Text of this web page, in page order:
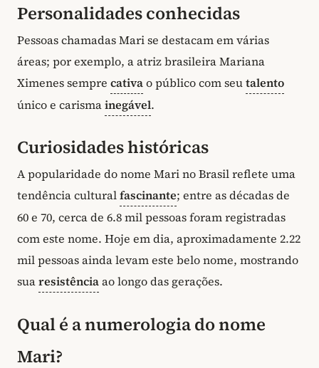
Personalidades conhecidas
Pessoas chamadas Mari se destacam em várias
áreas; por exemplo, a atriz brasileira Mariana
Ximenes sempre cativao público com seutalento
único e carismainegável.
Curiosidades históricas
A popularidade do nome Mari no Brasil reflete uma
tendência culturalfascinante; entre as décadas de
60 e 70, cerca de 6.8 mil pessoas foram registradas
com este nome. Hoje em dia, aproximadamente 2.22
mil pessoas ainda levam este belo nome, mostrando
suaresistênciaao longo das gerações.
Qual é a numerologia do nome
Mari?